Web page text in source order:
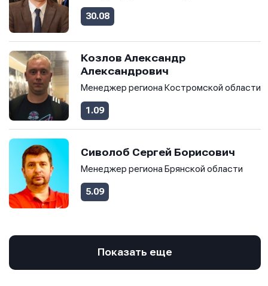
30.08
Козлов Александр
Александрович
Менеджер региона Костромской области
1.09
Сиволоб Сергей Борисович
Менеджер региона Брянской области
5.09
Показать еще